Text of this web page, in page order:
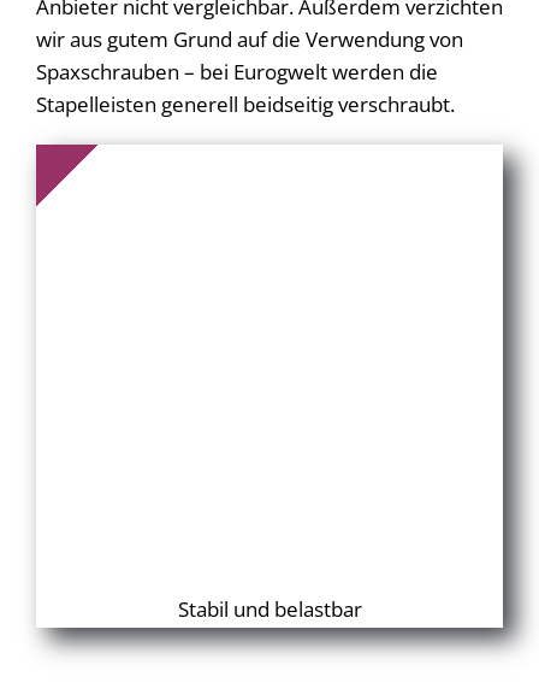
Anbieter nicht vergleichbar. Außerdem verzichten
wir aus gutem Grund auf die Verwendung von
Spaxschrauben – bei Eurogwelt werden die
Stapelleisten generell beidseitig verschraubt.
Stabil und belastbar